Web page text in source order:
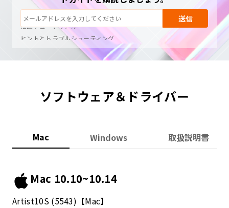
送信
購読解除：いつでもワンクリック
描画チュートリアル
ヒントとトラブルシューティング
新製品情報と特別オファー
アーティストのストーリーとインスピレーション
購読解除：いつでもワンクリック
ソフトウェア＆ドライバー
Mac Windows 取扱説明書
Mac 10.10~10.14
Artist10S (5543)【Mac】